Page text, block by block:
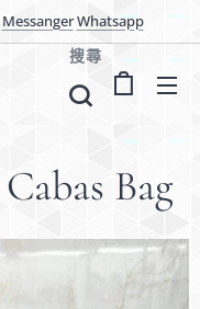
MessangerWhatsapp
搜尋
Bag